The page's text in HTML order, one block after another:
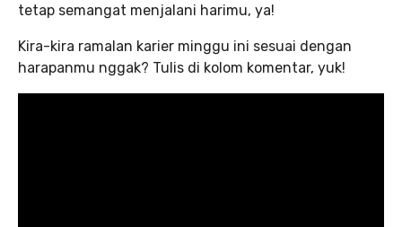
tetap semangat menjalani harimu, ya!
Kira-kira ramalan karier minggu ini sesuai dengan
harapanmu nggak? Tulis di kolom komentar, yuk!